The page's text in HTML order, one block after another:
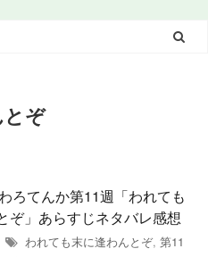
とぞ
ろてんか第11週「われても
ぞ」あらすじネタバレ感想
われても末に逢わんとぞ, 第11